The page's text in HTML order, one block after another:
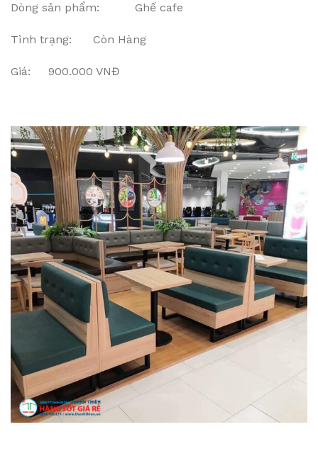
Dòng sản phẩm: Ghế cafe
Tình trạng: Còn Hàng
Giá: 900.000 VNĐ